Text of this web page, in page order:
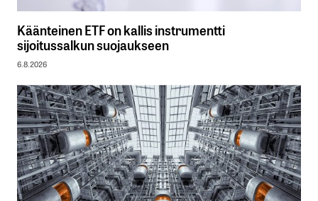
Käänteinen ETF on kallis instrumentti
sijoitussalkun suojaukseen
6.8.2026